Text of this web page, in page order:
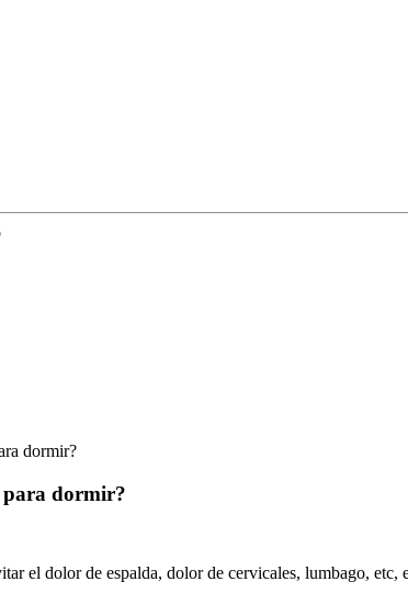
dormir?
para dormir?
el dolor de espalda, dolor de cervicales, lumbago,